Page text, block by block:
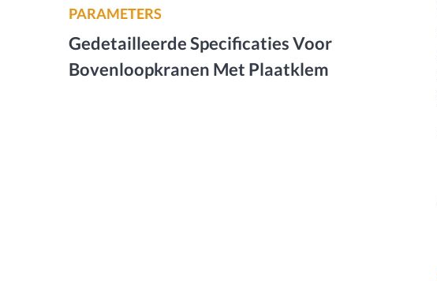
PARAMETERS
Gedetailleerde Specificaties Voor
Bovenloopkranen Met Plaatklem